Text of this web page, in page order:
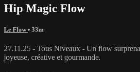
Hip Magic Flow
Le Flow• 33m
27.11.25 - Tous Niveaux - Un flow
joyeuse, créative et gourmande.